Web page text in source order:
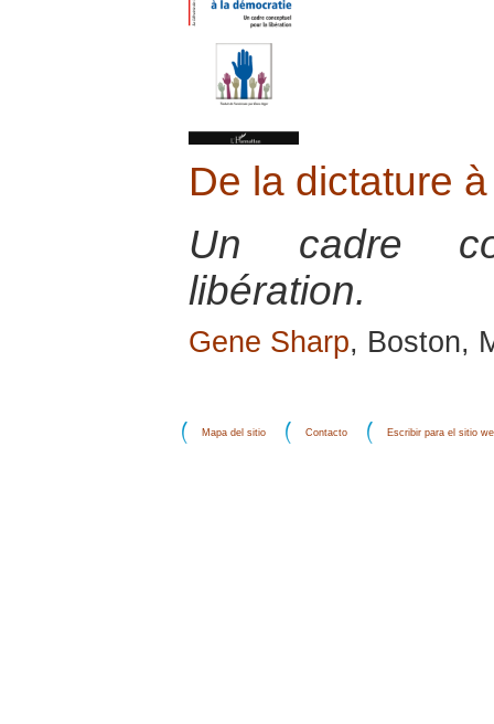
De la dictature
Un cadre
libération.
Gene Sharp, Boston,
Mapa del sitio Contacto Escribir para el sitio